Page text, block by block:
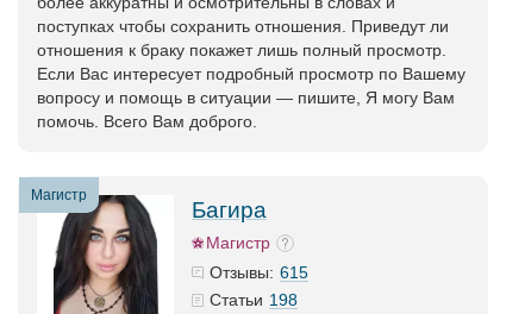
поступках чтобы сохранить отношения. Приведут ли
отношения к браку покажет лишь полный просмотр.
Если Вас интересует подробный просмотр по Вашему
вопросу и помощь в ситуации — пишите, Я могу Вам
помочь. Всего Вам доброго.
Магистр
Багира
Магистр
Отзывы: 615
Статьи 198